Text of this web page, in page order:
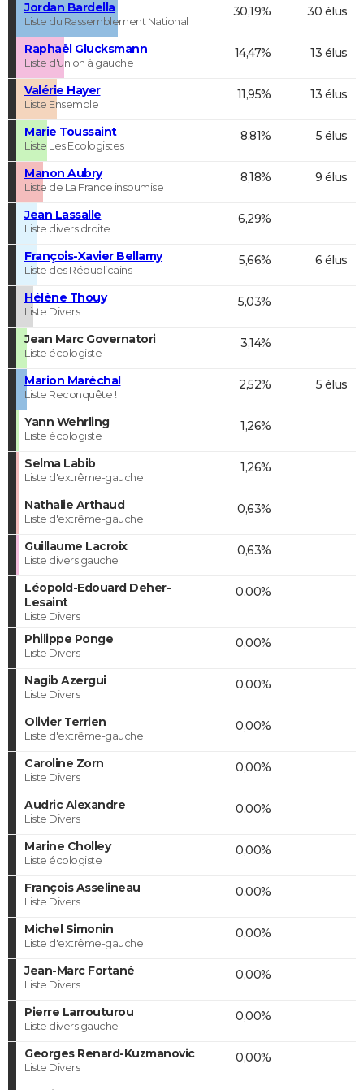
Jordan Bardella
Liste du Rassemblement National
30,19% 30 élus
Raphaël Glucksmann
Liste d'union à gauche
14,47% 13 élus
Valérie Hayer
Liste Ensemble
11,95% 13 élus
Marie Toussaint
Liste Les Ecologistes
8,81% 5 élus
Manon Aubry
Liste de La France insoumise
8,18% 9 élus
Jean Lassalle
Liste divers droite
6,29%
François-Xavier Bellamy
Liste des Républicains
5,66% 6 élus
Hélène Thouy
Liste Divers
5,03%
Jean Marc Governatori
Liste écologiste
3,14%
Marion Maréchal
Liste Reconquête !
2,52% 5 élus
Yann Wehrling
Liste écologiste
1,26%
Selma Labib
Liste d'extrême-gauche
1,26%
Nathalie Arthaud
Liste d'extrême-gauche
0,63%
Guillaume Lacroix
Liste divers gauche
0,63%
Léopold-Edouard Deher-
Lesaint
Liste Divers
0,00%
Philippe Ponge
Liste Divers
0,00%
Nagib Azergui
Liste Divers
0,00%
Olivier Terrien
Liste d'extrême-gauche
0,00%
Caroline Zorn
Liste Divers
0,00%
Audric Alexandre
Liste Divers
0,00%
Marine Cholley
Liste écologiste
0,00%
François Asselineau
Liste Divers
0,00%
Michel Simonin
Liste d'extrême-gauche
0,00%
Jean-Marc Fortané
Liste Divers
0,00%
Pierre Larrouturou
Liste divers gauche
0,00%
Georges Renard-Kuzmanovic
Liste Divers
0,00%